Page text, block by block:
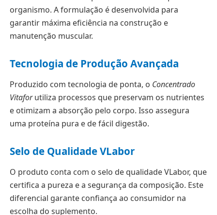
organismo. A formulação é desenvolvida para
garantir máxima eficiência na construção e
manutenção muscular.
Tecnologia de Produção Avançada
Produzido com tecnologia de ponta, o Concentrado
Vitaforutiliza processos que preservam os nutrientes
e otimizam a absorção pelo corpo. Isso assegura
uma proteína pura e de fácil digestão.
Selo de Qualidade VLabor
O produto conta com o selo de qualidade VLabor, que
certifica a pureza e a segurança da composição. Este
diferencial garante confiança ao consumidor na
escolha do suplemento.